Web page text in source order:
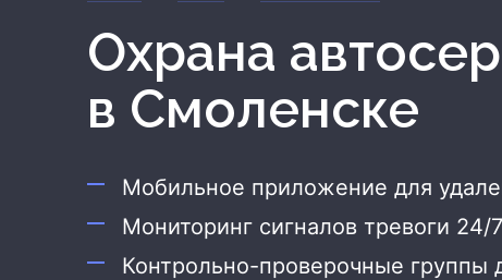
Охрана квартиры
Охрана
в Смоленске
Мобильное приложение для
Мониторинг сигналов тревоги 24/7
Контрольно-проверочные группы